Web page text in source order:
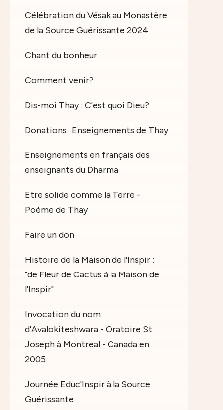
Célébration du Vésak au Monastère
de la Source Guérissante 2024
Chant du bonheur
Comment venir?
Dis-moi Thay : C'est quoi Dieu?
Donations Enseignements de Thay
Enseignements en français des
enseignants du Dharma
Etre solide comme la Terre -
Poème de Thay
Faire un don
Histoire de la Maison de l'Inspir :
"de Fleur de Cactus à la Maison de
l'Inspir"
Invocation du nom
d'Avalokiteshwara - Oratoire St
Joseph à Montreal - Canada en
2005
Journée Educ'Inspir à la Source
Guérissante